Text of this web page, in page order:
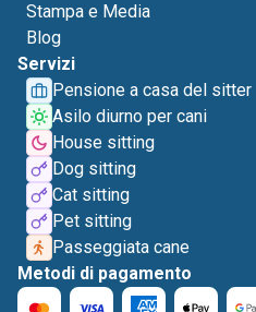
Stampa e Media
Blog
Servizi
Pensione a casa del sitter
Asilo diurno per cani
House sitting
Dog sitting
Cat sitting
Pet sitting
Passeggiata cane
Metodi di pagamento